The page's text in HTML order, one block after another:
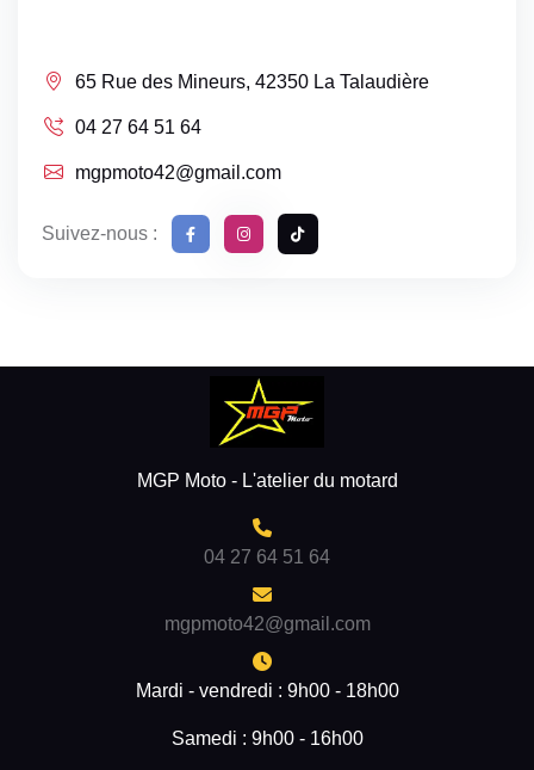
65 Rue des Mineurs, 42350 La Talaudière
04 27 64 51 64
mgpmoto42@gmail.com
Suivez-nous :
MGP Moto - L'atelier du motard
04 27 64 51 64
mgpmoto42@gmail.com
Mardi - vendredi : 9h00 - 18h00
Samedi : 9h00 - 16h00